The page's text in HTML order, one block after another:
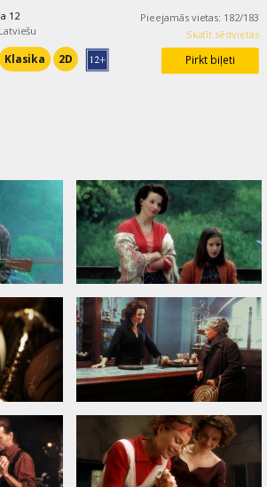
12
Klasika 2D
Pieejamās vietas: 182/183
Skatīt sēdvietas
Pirkt biļeti